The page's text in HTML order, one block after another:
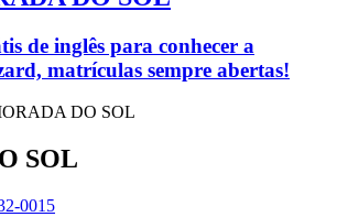
de inglês para conhecer a
matrículas sempre abertas!
DO SOL
SOL
0015